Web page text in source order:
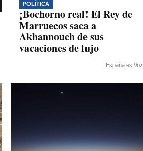
POLÍTICA
¡Bochorno real! El Rey de
Marruecos saca a
Akhannouch de sus
vacaciones de lujo
España es Voz